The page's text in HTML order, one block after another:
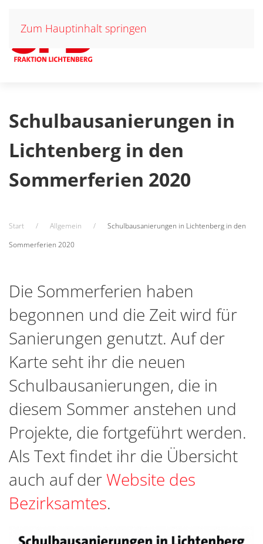
Zum Hauptinhalt springen
Schulbausanierungen in
Lichtenberg in den
Sommerferien 2020
Start Allgemein
Schulbausanierungen in Lichtenberg in den
Sommerferien 2020
Die Sommerferien haben
begonnen und die Zeit wird für
Sanierungen genutzt. Auf der
Karte seht ihr die neuen
Schulbausanierungen, die in
diesem Sommer anstehen und
Projekte, die fortgeführt werden.
Als Text findet ihr die Übersicht
auch auf derWebsite des
Bezirksamtes.